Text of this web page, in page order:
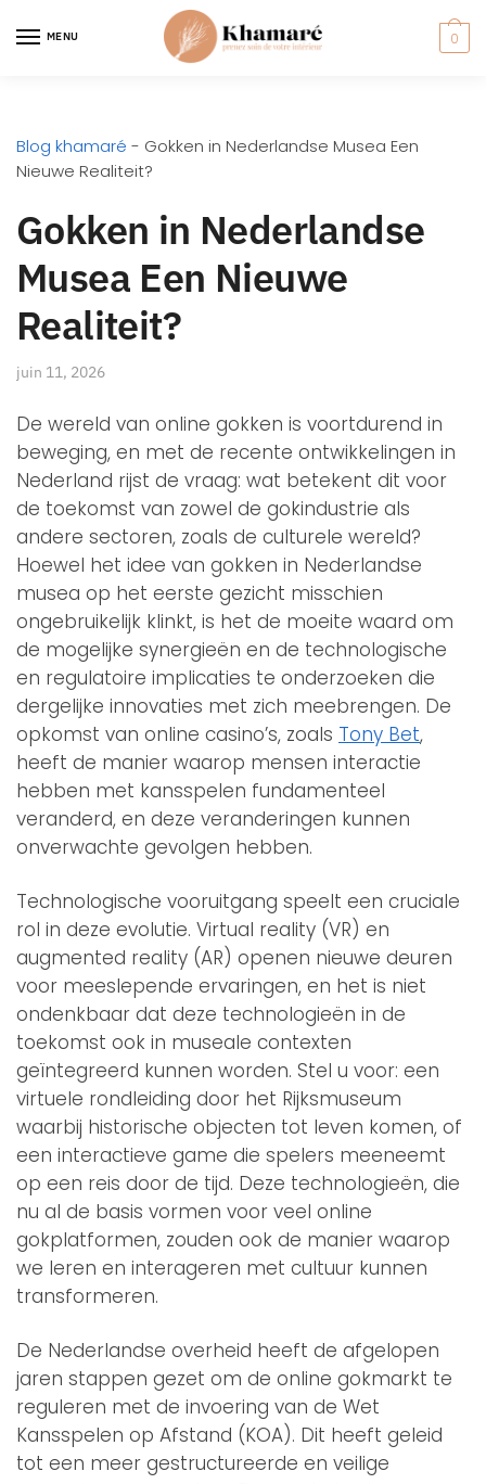
MENU 0
Blog khamaré - Gokken in Nederlandse Musea Een
Nieuwe Realiteit?
Gokken in Nederlandse
Musea Een Nieuwe
Realiteit?
juin 11, 2026
De wereld van online gokken is voortdurend in
beweging, en met de recente ontwikkelingen in
Nederland rijst de vraag: wat betekent dit voor
de toekomst van zowel de gokindustrie als
andere sectoren, zoals de culturele wereld?
Hoewel het idee van gokken in Nederlandse
musea op het eerste gezicht misschien
ongebruikelijk klinkt, is het de moeite waard om
de mogelijke synergieën en de technologische
en regulatoire implicaties te onderzoeken die
dergelijke innovaties met zich meebrengen. De
opkomst van online casino’s, zoals Tony Bet,
heeft de manier waarop mensen interactie
hebben met kansspelen fundamenteel
veranderd, en deze veranderingen kunnen
onverwachte gevolgen hebben.
Technologische vooruitgang speelt een cruciale
rol in deze evolutie. Virtual reality (VR) en
augmented reality (AR) openen nieuwe deuren
voor meeslepende ervaringen, en het is niet
ondenkbaar dat deze technologieën in de
toekomst ook in museale contexten
geïntegreerd kunnen worden. Stel u voor: een
virtuele rondleiding door het Rijksmuseum
waarbij historische objecten tot leven komen, of
een interactieve game die spelers meeneemt
op een reis door de tijd. Deze technologieën, die
nu al de basis vormen voor veel online
gokplatformen, zouden ook de manier waarop
we leren en interageren met cultuur kunnen
transformeren.
De Nederlandse overheid heeft de afgelopen
jaren stappen gezet om de online gokmarkt te
reguleren met de invoering van de Wet
Kansspelen op Afstand (KOA). Dit heeft geleid
tot een meer gestructureerde en veilige